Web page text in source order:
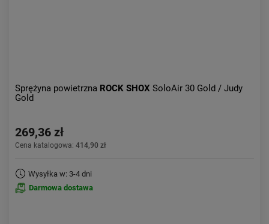
Sprężyna powietrzna ROCK SHOX SoloAir 30 Gold / Judy
Gold
269,36 zł
Cena katalogowa: 414,90 zł
Wysyłka w: 3-4 dni
Darmowa dostawa